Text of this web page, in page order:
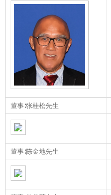
董事∶张桂松先生
董事∶陈金地先生